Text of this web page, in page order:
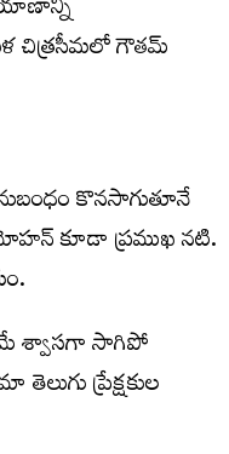
చిత్రసీమలో గౌతమ్
కొనసాగుతూనే
కూడా ప్రముఖ నటి.
శ్వాసగా సాగిపో
ప్రేక్షకుల